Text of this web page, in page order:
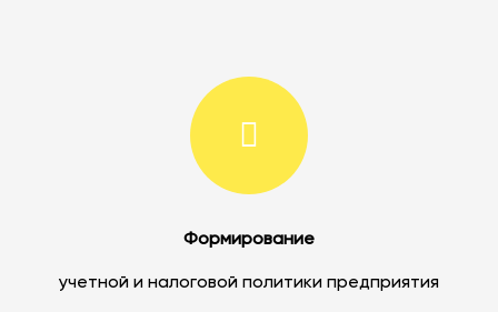
Формирование
учетной и налоговой политики предприятия